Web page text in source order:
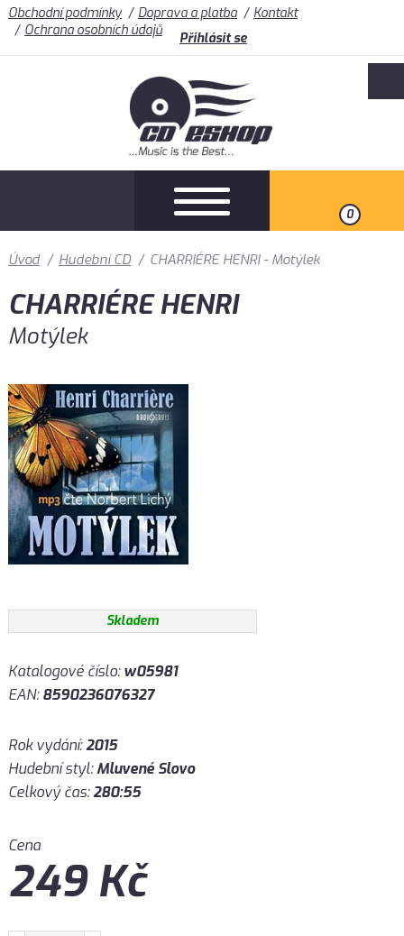
Obchodní podmínky Doprava a platba
Kontakt
Ochrana osobních údajů
Přihlásit se
0
Úvod / Hudební CD / CHARRIÉRE HENRI - Motýlek
CHARRIÉRE HENRI
Motýlek
Skladem
Katalogové číslo:w05981
EAN:8590236076327
Rok vydání:2015
Hudební styl:Mluvené Slovo
Celkový čas:280:55
Cena
249Kč